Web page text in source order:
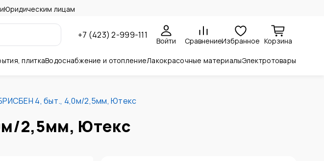
Юридическим лицам
+7 (423) 2-999-111
Войти СравнениеИзбранное Корзина
плиткаВодоснабжение и отоплениеЛакокрасочные материалыЭлектротовары
4, быт., 4,0м/2,5мм, Ютекс
2,5мм, Ютекс